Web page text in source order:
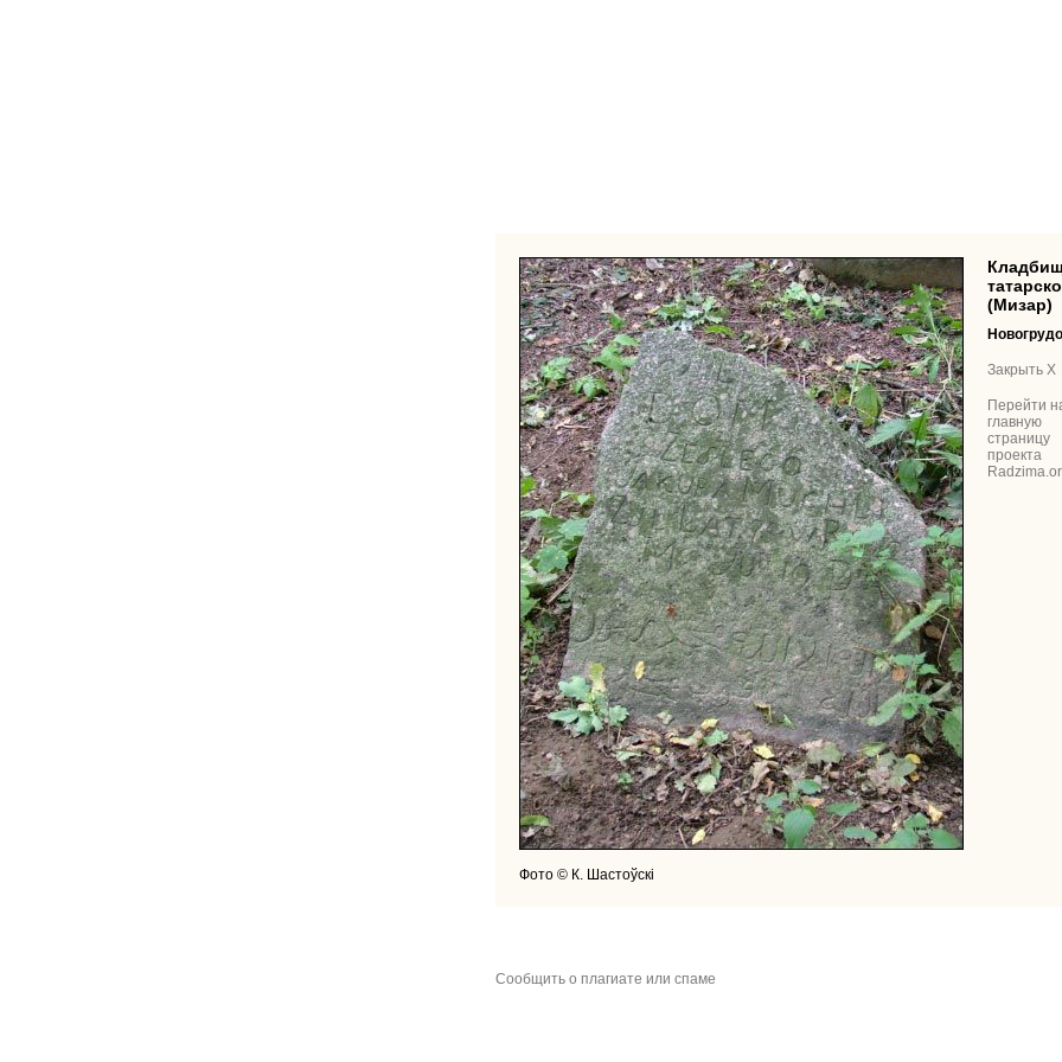
Фото © К. Шастоўскі
Кладбище
(Мизар)
Закрыть X
Перейти
главную
страницу
проекта
Сообщить о плагиате или спаме